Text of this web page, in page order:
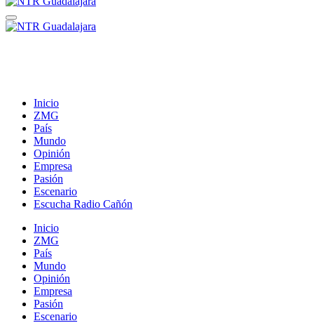
Inicio
ZMG
País
Mundo
Opinión
Empresa
Pasión
Escenario
Escucha Radio Cañón
Inicio
ZMG
País
Mundo
Opinión
Empresa
Pasión
Escenario